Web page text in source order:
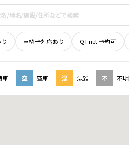
車椅子対応あり QT-net 予約可
車 空 空車 混 混雑 不 不明